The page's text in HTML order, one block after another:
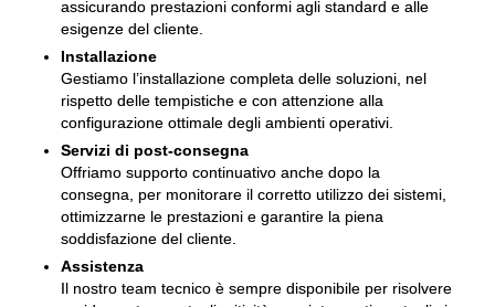
assicurando prestazioni conformi agli standard e alle
esigenze del cliente.
Installazione
Gestiamo l’installazione completa delle soluzioni, nel
rispetto delle tempistiche e con attenzione alla
configurazione ottimale degli ambienti operativi.
Servizi di post-consegna
Offriamo supporto continuativo anche dopo la
consegna, per monitorare il corretto utilizzo dei sistemi,
ottimizzarne le prestazioni e garantire la piena
soddisfazione del cliente.
Assistenza
Il nostro team tecnico è sempre disponibile per risolvere